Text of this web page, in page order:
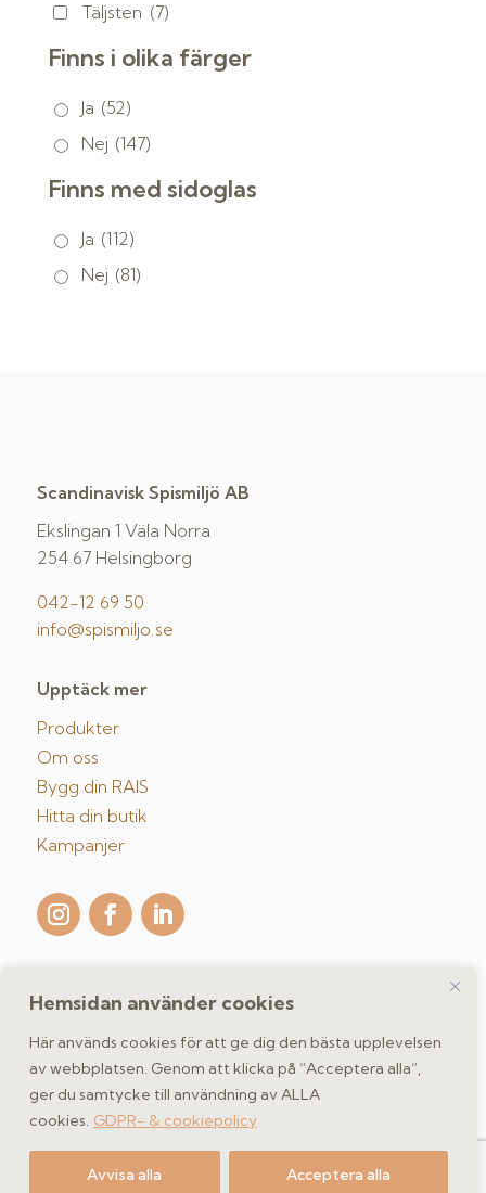
Hemsidan använder cookies
Här används cookies för att ge dig den bästa upplevelsen
av webbplatsen. Genom att klicka på “Acceptera alla”,
ger du samtycke till användning av ALLA
cookies. GDPR- & cookiepolicy
Avvisa alla Acceptera alla
Täljsten (7)
Finns i olika färger
Ja (52)
Nej (147)
Finns med sidoglas
Ja (112)
Nej (81)
Scandinavisk Spismiljö AB
Ekslingan 1 Väla Norra
254 67 Helsingborg
042-12 69 50
info@spismiljo.se
Upptäck mer
Produkter
Om oss
Bygg din RAIS
Hitta din butik
Kampanjer
GDPR- & cookiepolicy